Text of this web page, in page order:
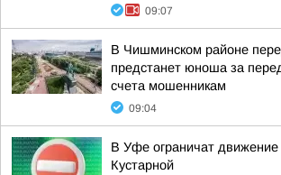
09:07
В Чишминском районе
предстанет юноша за
счета мошенникам
09:04
В Уфе ограничат движение
Кустарной